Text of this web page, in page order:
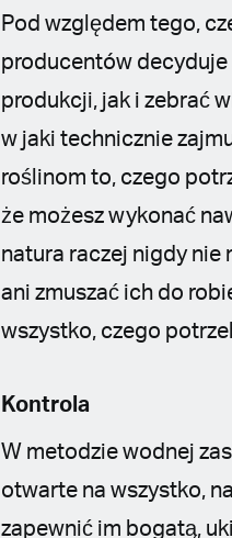
Pod względem tego,
producentów decyduje
produkcji, jak i zebrać
w jaki technicznie
roślinom to, czego
że możesz wykonać
natura raczej nigdy nie
ani zmuszać ich do
wszystko, czego
Kontrola
W metodzie wodnej
otwarte na wszystko,
zapewnić im bogatą,